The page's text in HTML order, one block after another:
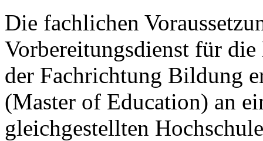
Die fachlichen
Vorbereitungsdienst für
der Fachrichtung Bildung
(Master of Education) an
gleichgestellten